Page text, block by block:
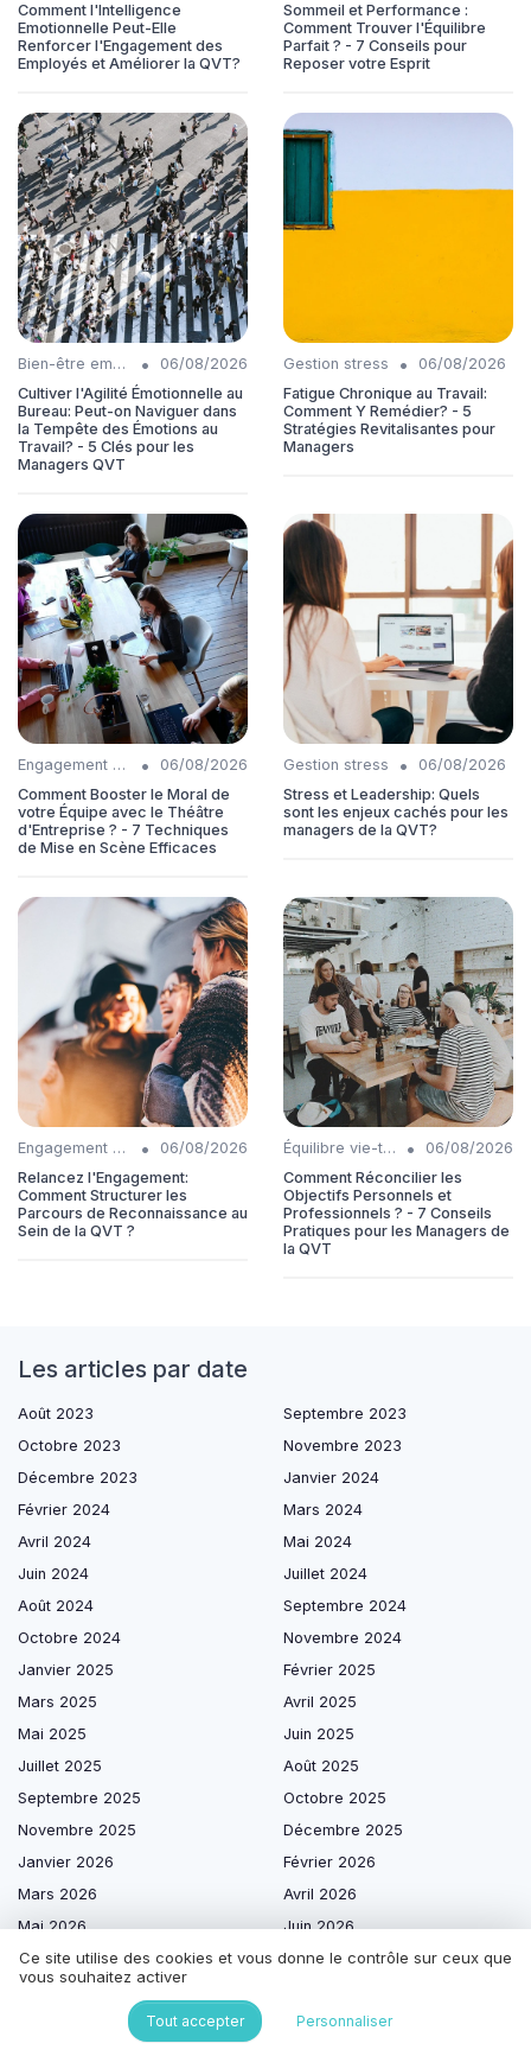
Comment l'Intelligence
Emotionnelle Peut-Elle
Renforcer l'Engagement des
Employés et Améliorer la QVT?
Sommeil et Performance :
Comment Trouver l'Équilibre
Parfait ? - 7 Conseils pour
Reposer votre Esprit
Bien-être employés •
06/08/2026
Cultiver l'Agilité Émotionnelle au
Bureau: Peut-on Naviguer dans
la Tempête des Émotions au
Travail? - 5 Clés pour les
Managers QVT
Gestion stress •
06/08/2026
Fatigue Chronique au Travail:
Comment Y Remédier? - 5
Stratégies Revitalisantes pour
Managers
Engagement collaborateurs •
06/08/2026
Comment Booster le Moral de
votre Équipe avec le Théâtre
d'Entreprise ? - 7 Techniques
de Mise en Scène Efficaces
Gestion stress •
06/08/2026
Stress et Leadership: Quels
sont les enjeux cachés pour les
managers de la QVT?
Engagement collaborateurs •
06/08/2026
Relancez l'Engagement:
Comment Structurer les
Parcours de Reconnaissance au
Sein de la QVT ?
Équilibre vie-travail •
06/08/2026
Comment Réconcilier les
Objectifs Personnels et
Professionnels ? - 7 Conseils
Pratiques pour les Managers de
la QVT
Les articles par date
Août 2023
Septembre 2023
Octobre 2023
Novembre 2023
Décembre 2023
Janvier 2024
Février 2024
Mars 2024
Avril 2024
Mai 2024
Juin 2024
Juillet 2024
Août 2024
Septembre 2024
Octobre 2024
Novembre 2024
Janvier 2025
Février 2025
Mars 2025
Avril 2025
Mai 2025
Juin 2025
Juillet 2025
Août 2025
Septembre 2025
Octobre 2025
Novembre 2025
Décembre 2025
Janvier 2026
Février 2026
Mars 2026
Avril 2026
Mai 2026
Juin 2026
Juillet 2026
Août 2026
Ce site utilise des cookies et vous donne le contrôle sur ceux que
vous souhaitez activer
Tout accepter Personnaliser